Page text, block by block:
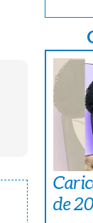
de